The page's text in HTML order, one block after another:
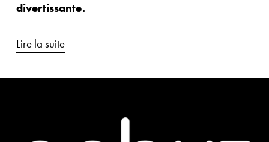
divertissante.
Lire la suite